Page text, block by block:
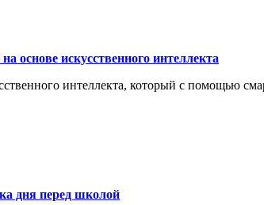
основе искусственного интеллекта
интеллекта, который с помощью
дня перед школой